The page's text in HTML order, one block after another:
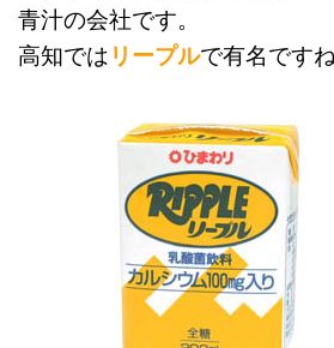
青汁の会社です。
高知では リープルで有名ですね